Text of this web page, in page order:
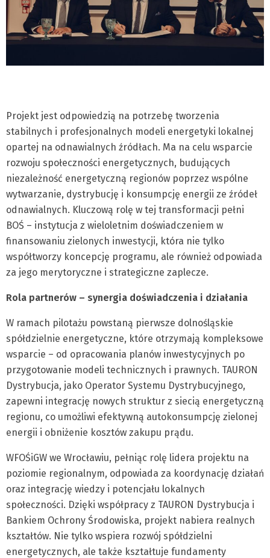
Projekt jest odpowiedzią na potrzebę tworzenia
stabilnych i profesjonalnych modeli energetyki lokalnej
opartej na odnawialnych źródłach. Ma na celu wsparcie
rozwoju społeczności energetycznych, budujących
niezależność energetyczną regionów poprzez wspólne
wytwarzanie, dystrybucję i konsumpcję energii ze źródeł
odnawialnych. Kluczową rolę w tej transformacji pełni
BOŚ – instytucja z wieloletnim doświadczeniem w
finansowaniu zielonych inwestycji, która nie tylko
współtworzy koncepcję programu, ale również odpowiada
za jego merytoryczne i strategiczne zaplecze.
Rola partnerów – synergia doświadczenia i działania
W ramach pilotażu powstaną pierwsze dolnośląskie
spółdzielnie energetyczne, które otrzymają kompleksowe
wsparcie – od opracowania planów inwestycyjnych po
przygotowanie modeli technicznych i prawnych. TAURON
Dystrybucja, jako Operator Systemu Dystrybucyjnego,
zapewni integrację nowych struktur z siecią energetyczną
regionu, co umożliwi efektywną autokonsumpcję zielonej
energii i obniżenie kosztów zakupu prądu.
WFOŚiGW we Wrocławiu, pełniąc rolę lidera projektu na
poziomie regionalnym, odpowiada za koordynację działań
oraz integrację wiedzy i potencjału lokalnych
społeczności. Dzięki współpracy z TAURON Dystrybucja i
Bankiem Ochrony Środowiska, projekt nabiera realnych
kształtów. Nie tylko wspiera rozwój spółdzielni
energetycznych, ale także kształtuje fundamenty